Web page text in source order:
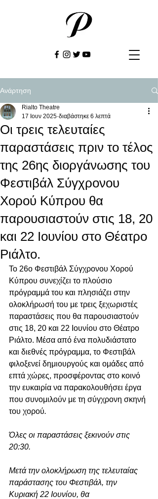
Ανάρτηση
Οι τρεις τελευταίες
παραστάσεις πριν το τέλος
της 26ης διοργάνωσης του
Φεστιβάλ Σύγχρονου
Χορού Κύπρου θα
παρουσιαστούν στις 18, 20
και 22 Ιουνίου στο Θέατρο
Ριάλτο.
Rialto Theatre
17 Ιουν 2025 διαβάστηκε 6 λεπτά
Το 26ο Φεστιβάλ Σύγχρονου Χορού
Κύπρου συνεχίζει το πλούσιο
πρόγραμμά του και πλησιάζει στην
ολοκλήρωσή του με τρεις ξεχωριστές
παραστάσεις που θα παρουσιαστούν
στις 18, 20 και 22 Ιουνίου στο Θέατρο
Ριάλτο. Μέσα από ένα πολυδιάστατο
και διεθνές πρόγραμμα, το Φεστιβάλ
φιλοξενεί δημιουργούς και ομάδες από
επτά χώρες, προσφέροντας στο κοινό
την ευκαιρία να παρακολουθήσει έργα
που συνομιλούν με τη σύγχρονη σκηνή
του χορού.
Όλες οι παραστάσεις ξεκινούν στις
20:30.
Μετά την ολοκλήρωση της τελευταίας
παράστασης του Φεστιβάλ, την
Κυριακή 22 Ιουνίου, θα